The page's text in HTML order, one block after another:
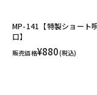
MP-141【特製ショート
口】
販売価格¥880(税込)